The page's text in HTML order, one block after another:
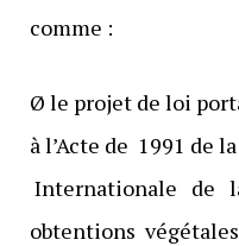
comme :
Ø le projet de loi
à l’Acte de 1991 de
Internationale de
obtentions végétales